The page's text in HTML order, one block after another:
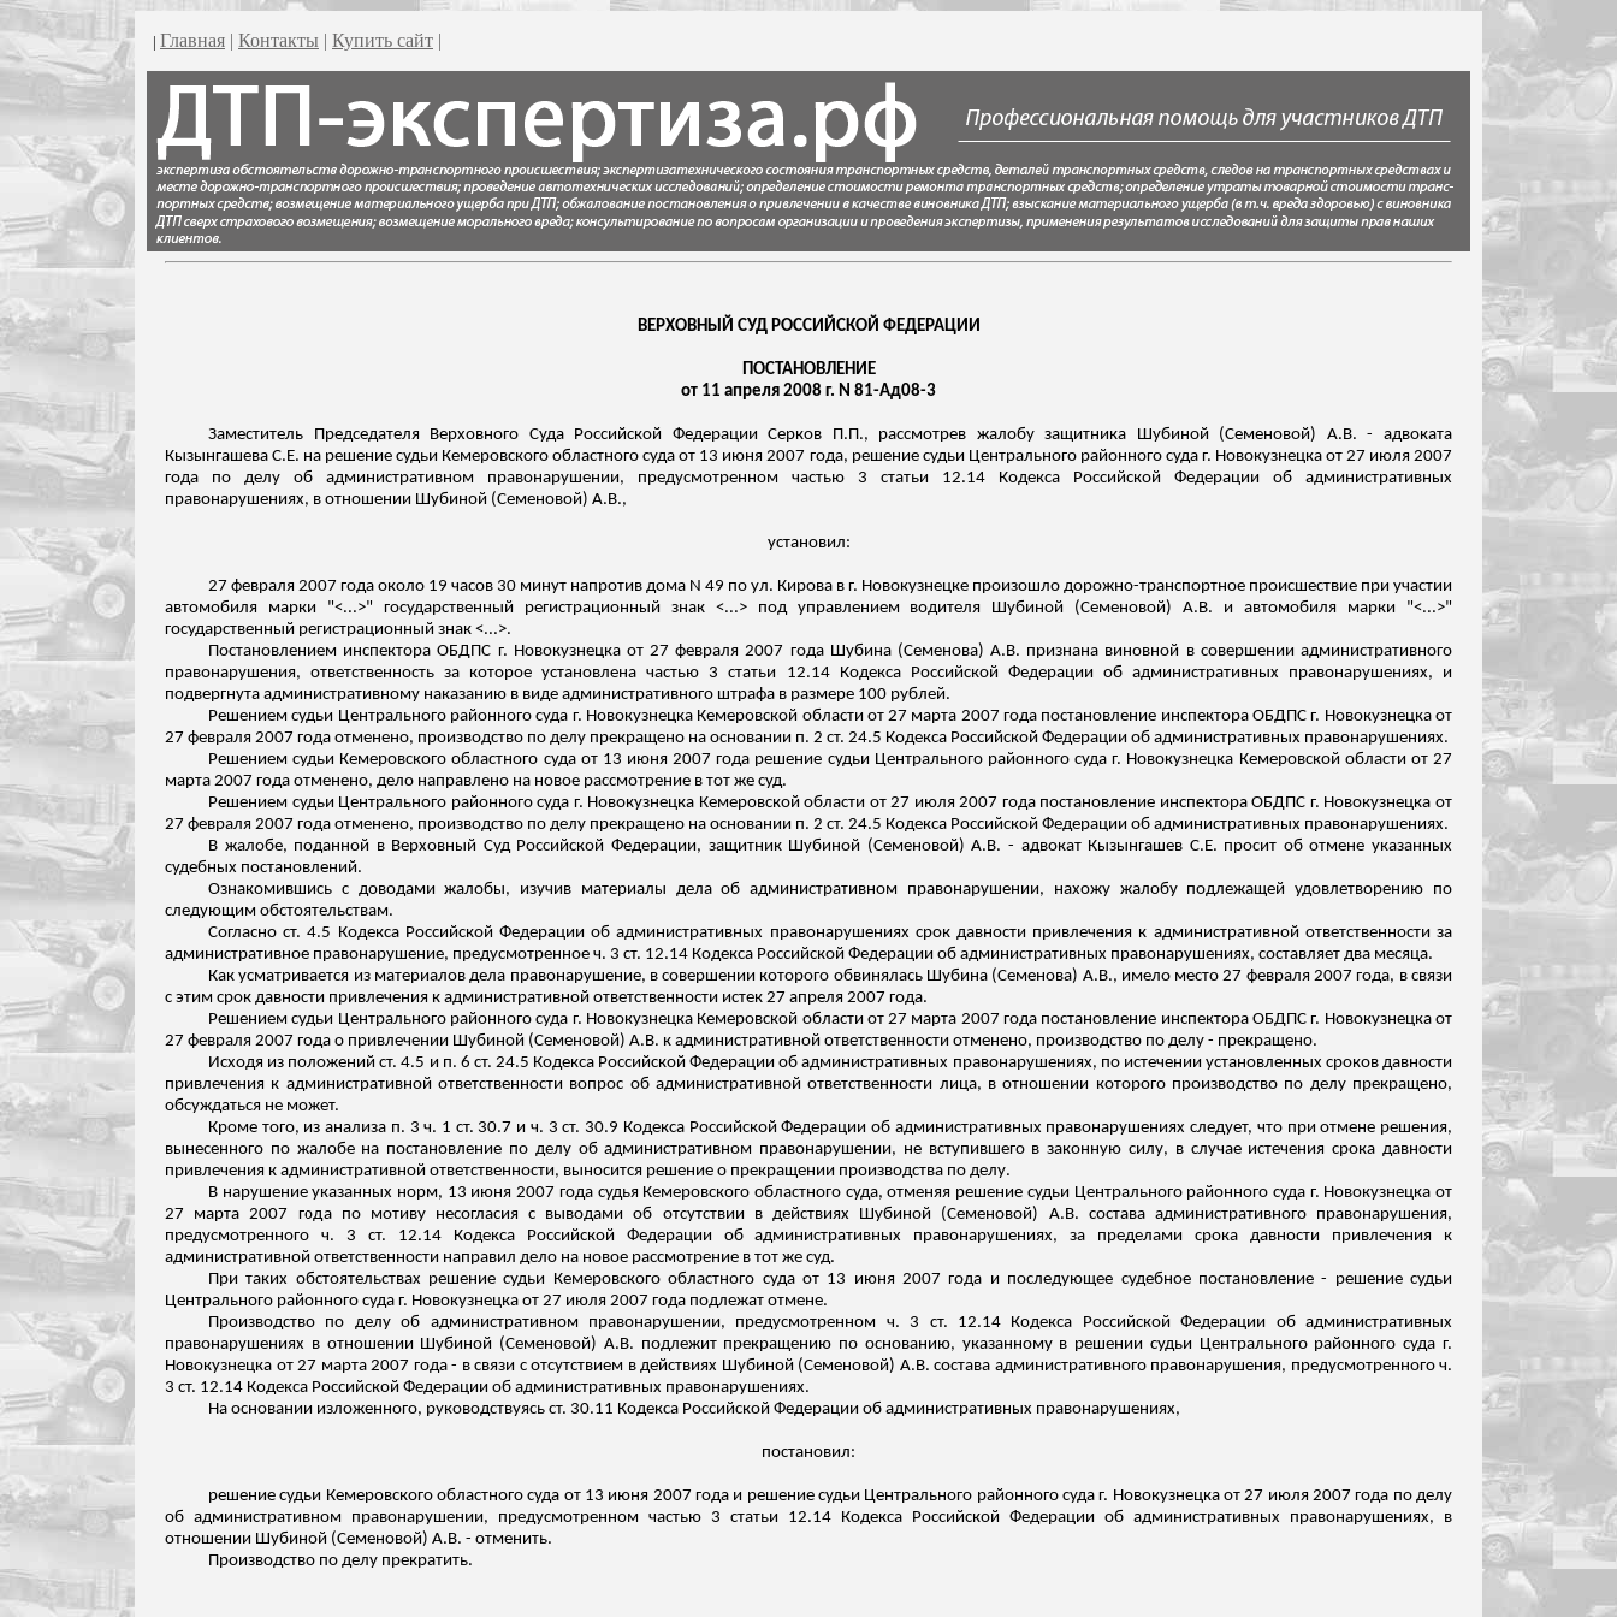
| Главная | Контакты | Купить сайт |
ВЕРХОВНЫЙ СУД РОССИЙСКОЙ ФЕДЕРАЦИИ
ПОСТАНОВЛЕНИЕ
от 11 апреля 2008 г. N 81-Ад08-3
Заместитель Председателя Верховного Суда Российской Федерации Серков П.П., рассмотрев жалобу защитника Шубиной (Семеновой) А.В. - адвоката
Кызынгашева С.Е. на решение судьи Кемеровского областного суда от 13 июня 2007 года, решение судьи Центрального районного суда г. Новокузнецка от 27 июля 2007
года по делу об административном правонарушении, предусмотренном частью 3 статьи 12.14 Кодекса Российской Федерации об административных
правонарушениях, в отношении Шубиной (Семеновой) А.В.,
установил:
27 февраля 2007 года около 19 часов 30 минут напротив дома N 49 по ул. Кирова в г. Новокузнецке произошло дорожно-транспортное происшествие при участии
автомобиля марки "<...>" государственный регистрационный знак <...> под управлением водителя Шубиной (Семеновой) А.В. и автомобиля марки "<...>"
государственный регистрационный знак <...>.
Постановлением инспектора ОБДПС г. Новокузнецка от 27 февраля 2007 года Шубина (Семенова) А.В. признана виновной в совершении административного
правонарушения, ответственность за которое установлена частью 3 статьи 12.14 Кодекса Российской Федерации об административных правонарушениях, и
подвергнута административному наказанию в виде административного штрафа в размере 100 рублей.
Решением судьи Центрального районного суда г. Новокузнецка Кемеровской области от 27 марта 2007 года постановление инспектора ОБДПС г. Новокузнецка от
27 февраля 2007 года отменено, производство по делу прекращено на основании п. 2 ст. 24.5 Кодекса Российской Федерации об административных правонарушениях.
Решением судьи Кемеровского областного суда от 13 июня 2007 года решение судьи Центрального районного суда г. Новокузнецка Кемеровской области от 27
марта 2007 года отменено, дело направлено на новое рассмотрение в тот же суд.
Решением судьи Центрального районного суда г. Новокузнецка Кемеровской области от 27 июля 2007 года постановление инспектора ОБДПС г. Новокузнецка от
27 февраля 2007 года отменено, производство по делу прекращено на основании п. 2 ст. 24.5 Кодекса Российской Федерации об административных правонарушениях.
В жалобе, поданной в Верховный Суд Российской Федерации, защитник Шубиной (Семеновой) А.В. - адвокат Кызынгашев С.Е. просит об отмене указанных
судебных постановлений.
Ознакомившись с доводами жалобы, изучив материалы дела об административном правонарушении, нахожу жалобу подлежащей удовлетворению по
следующим обстоятельствам.
Согласно ст. 4.5 Кодекса Российской Федерации об административных правонарушениях срок давности привлечения к административной ответственности за
административное правонарушение, предусмотренное ч. 3 ст. 12.14 Кодекса Российской Федерации об административных правонарушениях, составляет два месяца.
Как усматривается из материалов дела правонарушение, в совершении которого обвинялась Шубина (Семенова) А.В., имело место 27 февраля 2007 года, в связи
с этим срок давности привлечения к административной ответственности истек 27 апреля 2007 года.
Решением судьи Центрального районного суда г. Новокузнецка Кемеровской области от 27 марта 2007 года постановление инспектора ОБДПС г. Новокузнецка от
27 февраля 2007 года о привлечении Шубиной (Семеновой) А.В. к административной ответственности отменено, производство по делу - прекращено.
Исходя из положений ст. 4.5 и п. 6 ст. 24.5 Кодекса Российской Федерации об административных правонарушениях, по истечении установленных сроков давности
привлечения к административной ответственности вопрос об административной ответственности лица, в отношении которого производство по делу прекращено,
обсуждаться не может.
Кроме того, из анализа п. 3 ч. 1 ст. 30.7 и ч. 3 ст. 30.9 Кодекса Российской Федерации об административных правонарушениях следует, что при отмене решения,
вынесенного по жалобе на постановление по делу об административном правонарушении, не вступившего в законную силу, в случае истечения срока давности
привлечения к административной ответственности, выносится решение о прекращении производства по делу.
В нарушение указанных норм, 13 июня 2007 года судья Кемеровского областного суда, отменяя решение судьи Центрального районного суда г. Новокузнецка от
27 марта 2007 года по мотиву несогласия с выводами об отсутствии в действиях Шубиной (Семеновой) А.В. состава административного правонарушения,
предусмотренного ч. 3 ст. 12.14 Кодекса Российской Федерации об административных правонарушениях, за пределами срока давности привлечения к
административной ответственности направил дело на новое рассмотрение в тот же суд.
При таких обстоятельствах решение судьи Кемеровского областного суда от 13 июня 2007 года и последующее судебное постановление - решение судьи
Центрального районного суда г. Новокузнецка от 27 июля 2007 года подлежат отмене.
Производство по делу об административном правонарушении, предусмотренном ч. 3 ст. 12.14 Кодекса Российской Федерации об административных
правонарушениях в отношении Шубиной (Семеновой) А.В. подлежит прекращению по основанию, указанному в решении судьи Центрального районного суда г.
Новокузнецка от 27 марта 2007 года - в связи с отсутствием в действиях Шубиной (Семеновой) А.В. состава административного правонарушения, предусмотренного ч.
3 ст. 12.14 Кодекса Российской Федерации об административных правонарушениях.
На основании изложенного, руководствуясь ст. 30.11 Кодекса Российской Федерации об административных правонарушениях,
постановил:
решение судьи Кемеровского областного суда от 13 июня 2007 года и решение судьи Центрального районного суда г. Новокузнецка от 27 июля 2007 года по делу
об административном правонарушении, предусмотренном частью 3 статьи 12.14 Кодекса Российской Федерации об административных правонарушениях, в
отношении Шубиной (Семеновой) А.В. - отменить.
Производство по делу прекратить.